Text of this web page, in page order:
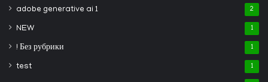
adobe generative ai 1 2
NEW 1
! Без рубрики 1
test 1